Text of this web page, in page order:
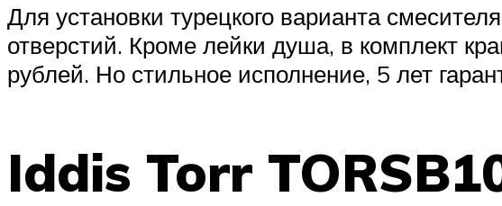
Для установки турецкого варианта
отверстий. Кроме лейки душа, в комплект
рублей. Но стильное исполнение, 5 лет
Iddis Torr